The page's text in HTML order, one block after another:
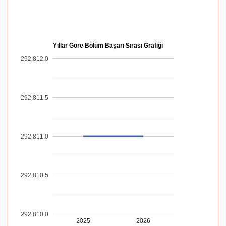
Yıllar Göre Bölüm Başarı Sırası Grafiği
2025 2026
292,810.0
292,810.5
292,811.0
292,811.5
292,812.0